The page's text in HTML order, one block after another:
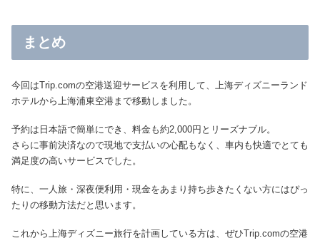
まとめ
今回はTrip.comの空港送迎サービスを利用して、上海ディズニーランド
ホテルから上海浦東空港まで移動しました。
予約は日本語で簡単にでき、料金も約2,000円とリーズナブル。
さらに事前決済なので現地で支払いの心配もなく、車内も快適でとても
満足度の高いサービスでした。
特に、一人旅・深夜便利用・現金をあまり持ち歩きたくない方にはぴっ
たりの移動方法だと思います。
これから上海ディズニー旅行を計画している方は、ぜひTrip.comの空港